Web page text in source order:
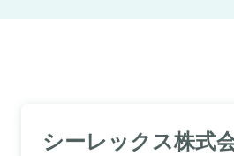
シーレックス株式